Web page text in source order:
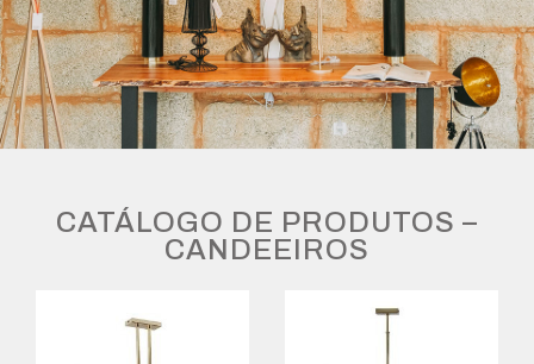
CATÁLOGO DE PRODUTOS –
CANDEEIROS